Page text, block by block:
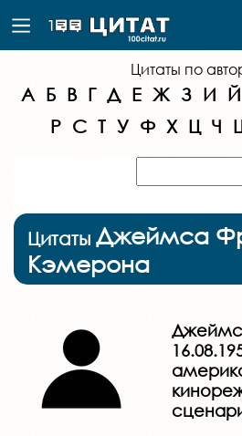
Цитаты по
А Б В Г Д Е Ж З И Й
Р С Т У Ф Х Ц Ч
Цитаты Джеймса
Кэмерона